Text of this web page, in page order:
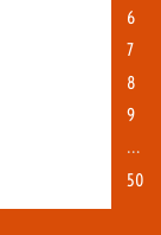
6
7
8
9
…
50